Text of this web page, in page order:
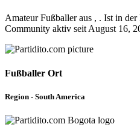
Amateur Fußballer aus , . Ist in
Community aktiv seit August 16,
Fußballer Ort
Region - South America